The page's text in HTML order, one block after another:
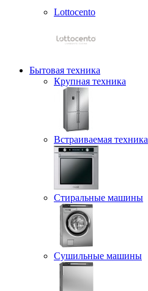
Lottocento
Бытовая техника
Крупная техника
Встраиваемая техника
Стиральные машины
Сушильные машины